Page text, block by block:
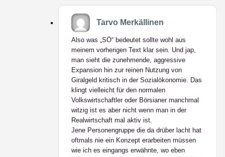
Tarvo Merkällinen
Also was „SÖ“ bedeutet sollte wohl aus
meinem vorherigen Text klar sein. Und jap,
man sieht die zunehmende, aggressive
Expansion hin zur reinen Nutzung von
Giralgeld kritisch in der Sozialökonomie. Das
klingt vielleicht für den normalen
Volkswirtschaftler oder Börsianer manchmal
witzig ist es aber nicht wenn man in der
Realwirtschaft mal aktiv ist.
Jene Personengruppe die da drüber lacht hat
oftmals nie ein Konzept erarbeiten müssen
wie ich es eingangs erwähnte, wo eben